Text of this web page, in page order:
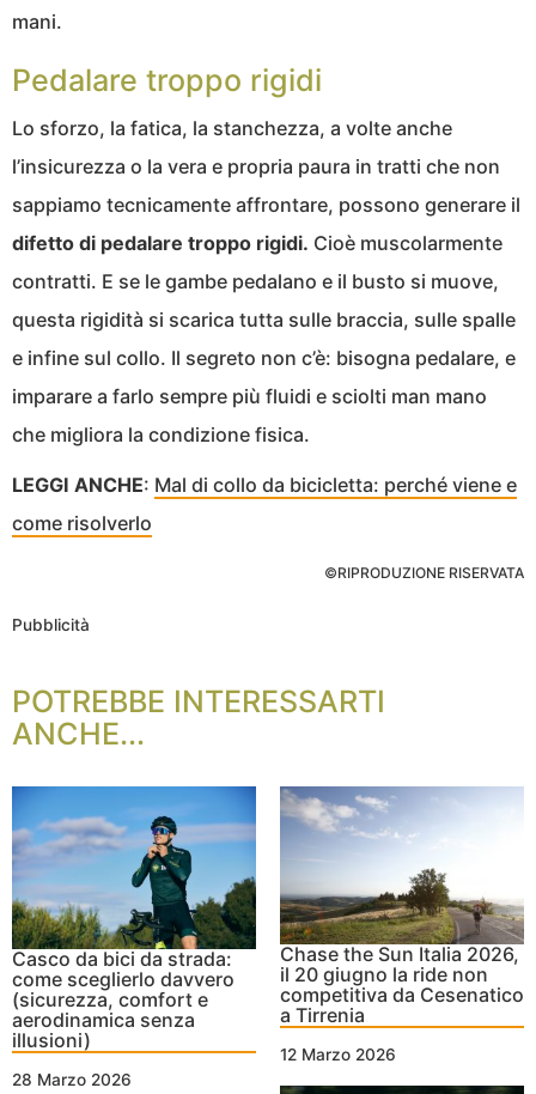
mani.
Pedalare troppo rigidi
Lo sforzo, la fatica, la stanchezza, a volte anche
l’insicurezza o la vera e propria paura in tratti che non
sappiamo tecnicamente affrontare, possono generare il
difetto di pedalare troppo rigidi. Cioè muscolarmente
contratti. E se le gambe pedalano e il busto si muove,
questa rigidità si scarica tutta sulle braccia, sulle spalle
e infine sul collo. Il segreto non c’è: bisogna pedalare, e
imparare a farlo sempre più fluidi e sciolti man mano
che migliora la condizione fisica.
LEGGI ANCHE: Mal di collo da bicicletta: perché viene e
come risolverlo
©RIPRODUZIONE RISERVATA
Pubblicità
POTREBBE INTERESSARTI
ANCHE...
Casco da bici da strada:
come sceglierlo davvero
(sicurezza, comfort e
aerodinamica senza
illusioni)
28 Marzo 2026
Chase the Sun Italia 2026,
il 20 giugno la ride non
competitiva da Cesenatico
a Tirrenia
12 Marzo 2026